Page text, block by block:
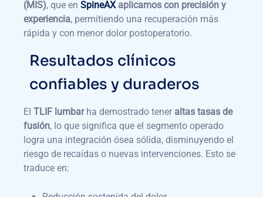
(MIS), que en SpineAXaplicamos con precisión y
experiencia, permitiendo una recuperación más
rápida y con menor dolor postoperatorio.
Resultados clínicos
confiables y duraderos
El TLIF lumbarha demostrado tener altas tasas de
fusión, lo que significa que el segmento operado
logra una integración ósea sólida, disminuyendo el
riesgo de recaídas o nuevas intervenciones. Esto se
traduce en: